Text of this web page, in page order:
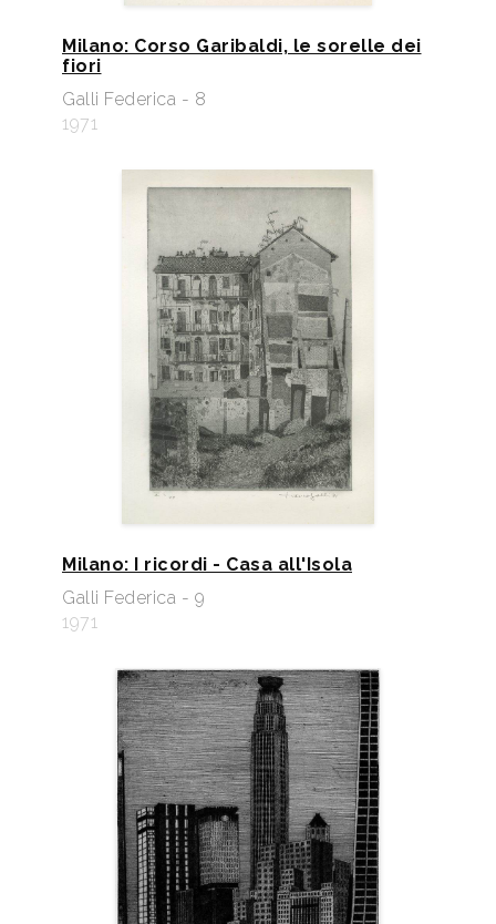
Milano: Corso Garibaldi, le sorelle dei
fiori
Galli Federica - 8
1971
Milano: I ricordi - Casa all'Isola
Galli Federica - 9
1971